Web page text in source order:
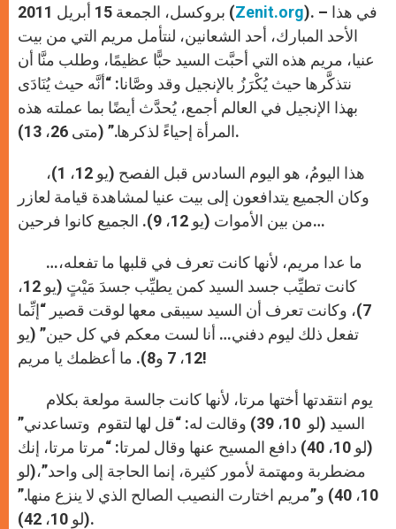
بروكسل، الجمعة 15 أبريل 2011 (Zenit.org). – في هذا
الأحد المبارك، أحد الشعانين، لنتأمل مريم التي من بيت
عنيا، مريم هذه التي أحبَّت السيد حبًّا عظيمًا، وطلب منَّا أن
نتذكَّرها حيث يُكْرَزُ بالإنجيل وقد وصَّانا: “أنَّه حيث يُنَادَى
بهذا الإنجيل في العالم أجمع، يُحدَّث أيضًا بما عملته هذه
المرأة إحياءً لذكرها.” (متى 26، 13).
وكان الجميع يتدافعون إلى بيت عنيا لمشاهدة قيامة لعازر
من بين الأموات (يو 12، 9). الجميع كانوا فرحين…
…ما عدا مريم، لأنها كانت تعرف في قلبها ما تفعله،
كانت تطيِّب جسد السيد كمن يطيِّب جسدَ مَيْتٍ (يو 12،
7)، وكانت تعرف أن السيد سيبقى معها لوقت قصير “إنِّما
تفعل ذلك ليوم دفني… أنا لست معكم في كل حين” (يو
12، 7 و8). ما أعظمك يا مريم!
السيد (لو 10، 39) وقالت له: “قل لها لتقوم وتساعدني”
(لو 10، 40) دافع المسيح عنها وقال لمرتا: “مرتا مرتا، إنك
مضطربة ومهتمة لأمور كثيرة، إنما الحاجة إلى واحد”،(لو
10، 40) و”مريم اختارت النصيب الصالح الذي لا ينزع منها.”
(لو 10، 42).